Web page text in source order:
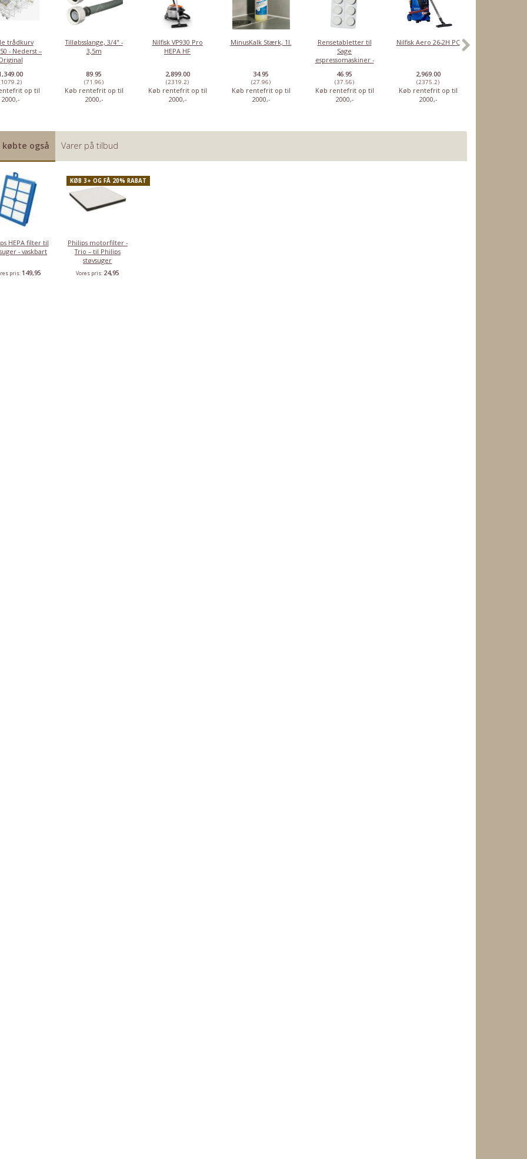
trådkurv
- Nederst –
op til
2000,-
Tilløbsslange, 3/4" -
3,5m
89.95
(71.96)
Køb rentefrit op til
2000,-
Nilfisk VP930 Pro
HEPA HF
2,899.00
(2319.2)
Køb rentefrit op til
2000,-
MinusKalk Stærk, 1l.
34.95
(27.96)
Køb rentefrit op til
2000,-
Rensetabletter til
Sage
espressomaskiner -
46.95
(37.56)
Køb rentefrit op til
2000,-
Nilfisk Aero 26-2H PC
2,969.00
(2375.2)
Køb rentefrit op til
2000,-
købte også Varer på tilbud
HEPA filter til
- vaskbart
pris: 149,95
KØB 3+ OG FÅ 20% RABAT
Philips motorfilter -
Trio – til Philips
støvsuger
Vores pris: 24,95